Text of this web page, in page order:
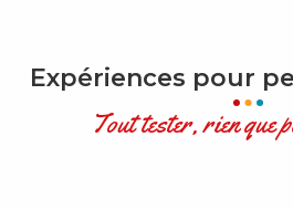
Expériences pour
Tout tester, rien que